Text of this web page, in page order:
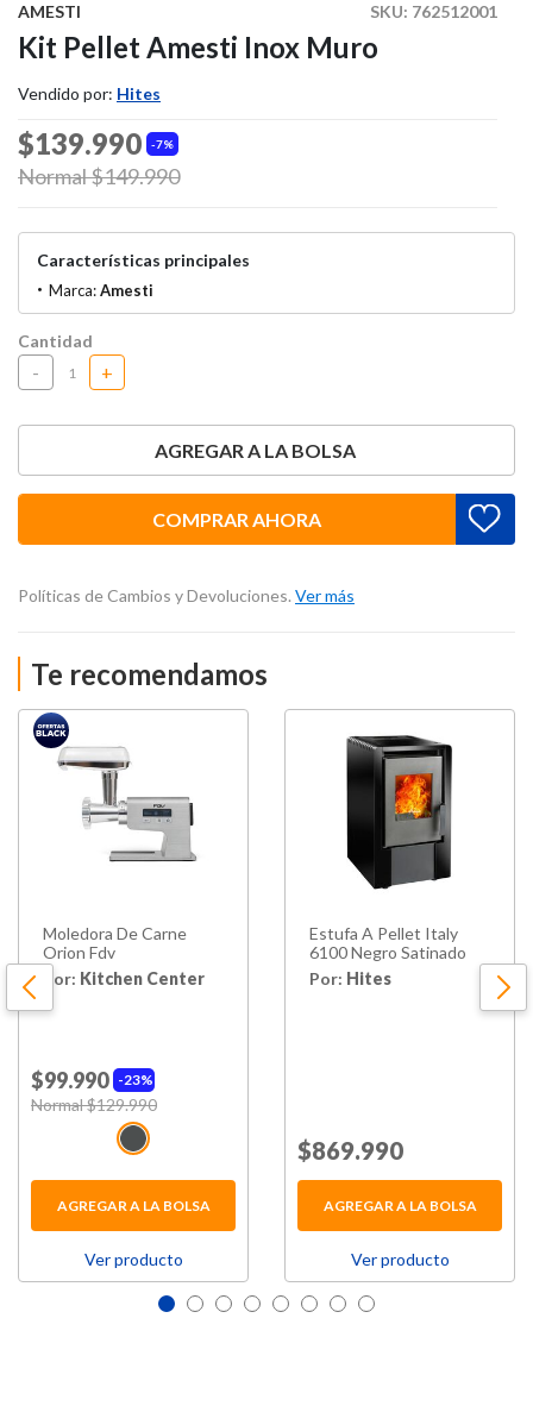
SKU: 762512001
AMESTI
Kit Pellet Amesti Inox Muro
Vendido por: Hites
7%
$139.990
Price reduced from
Normal $149.990to
Características principales
Marca:Amesti
Cantidad
- +
AGREGAR A LA BOLSA
COMPRAR AHORA
Políticas de Cambios y Devoluciones. Ver más
Te recomendamos
Moledora De Carne
Orion Fdv
Por: Kitchen Center
23%
$99.990
Price reduced from
Normal $129.990
AGREGAR A LA BOLSA
Ver producto
Estufa A Pellet Italy
6100 Negro Satinado
Por: Hites
Price reduced from
$869.990
AGREGAR A LA BOLSA
Ver producto